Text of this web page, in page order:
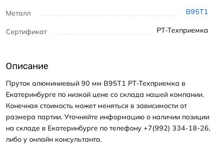
Металл В95Т1
Сертификат РТ-Техприемка
Описание
Пруток алюминиевый 90 мм В95Т1 РТ-Техприемка в
Екатеринбурге по низкой цене со склада нашей компании.
Конечная стоимость может меняться в зависимости от
размера партии. Уточняйте информацию о наличии позиции
на складе в Екатеринбурге по телефону +7(992) 334-18-26,
либо у онлайн консультанта.